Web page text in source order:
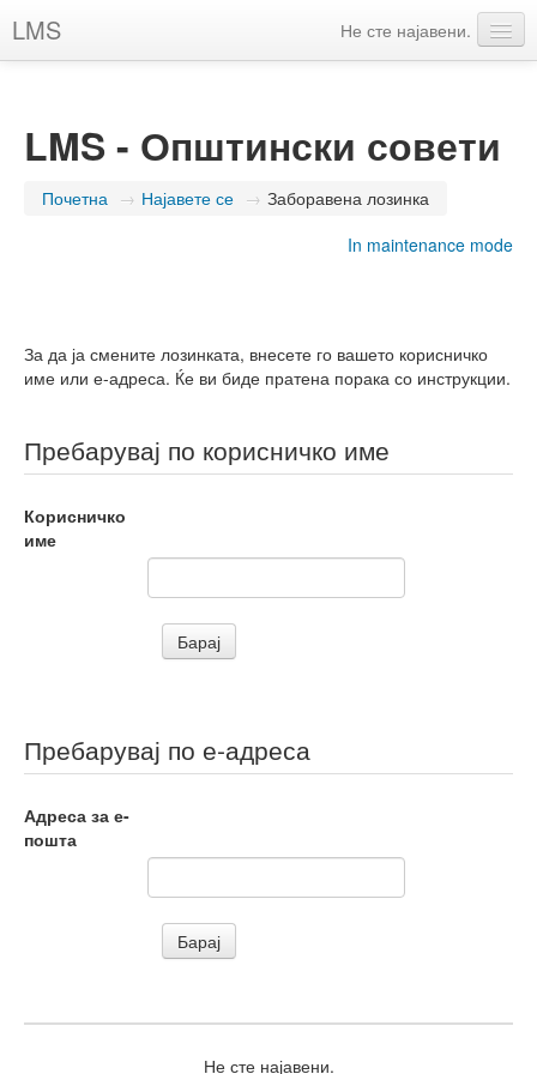
LMS
Не сте најавени.
LMS - Општински совети
Почетна → Најавете се → Заборавена лозинка
In maintenance mode
За да ја смените лозинката, внесете го вашето корисничко
име или е-адреса. Ќе ви биде пратена порака со инструкции.
Пребарувај по корисничко име
Корисничко
име
Пребарувај по е-адреса
Адреса за е-
пошта
Не сте најавени.